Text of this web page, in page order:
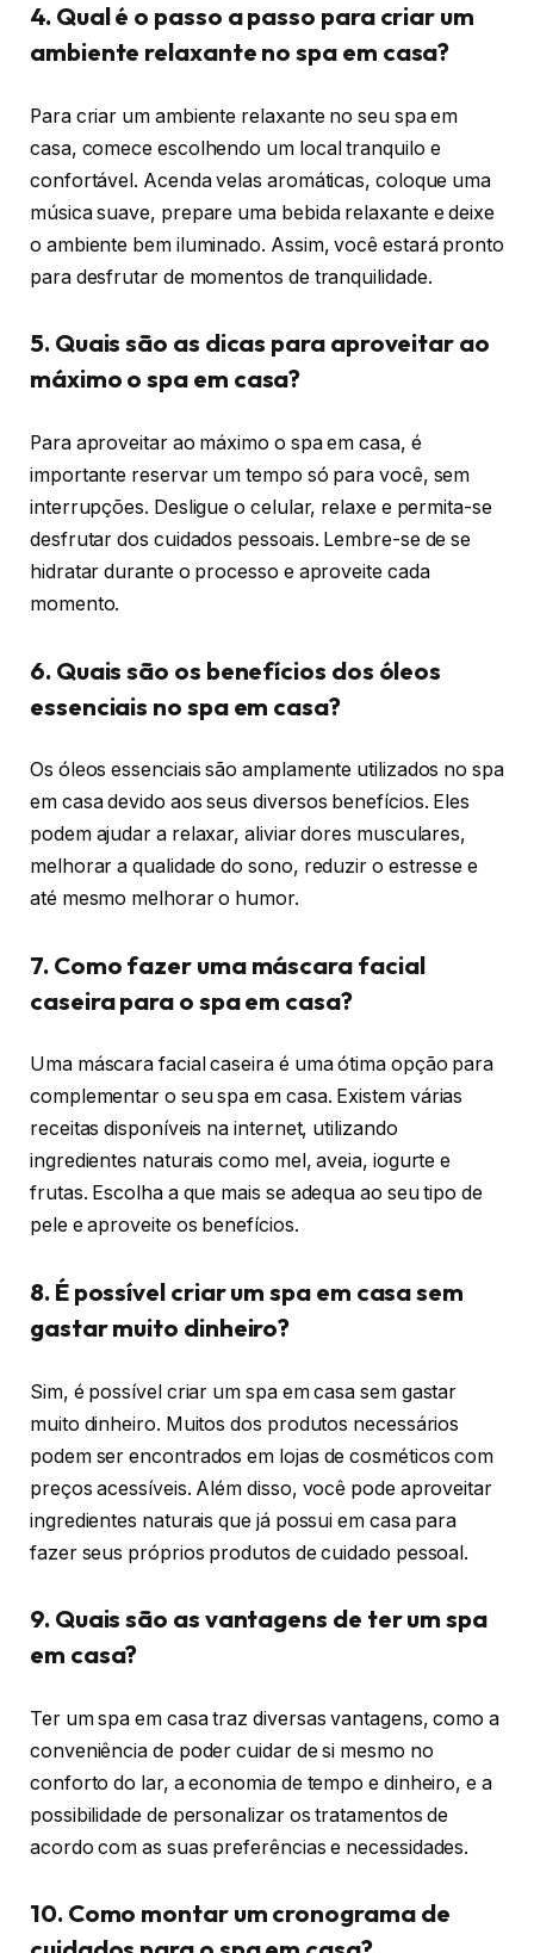
4. Qual é o passo a passo para criar um
ambiente relaxante no spa em casa?
Para criar um ambiente relaxante no seu spa em
casa, comece escolhendo um local tranquilo e
confortável. Acenda velas aromáticas, coloque uma
música suave, prepare uma bebida relaxante e deixe
o ambiente bem iluminado. Assim, você estará pronto
para desfrutar de momentos de tranquilidade.
5. Quais são as dicas para aproveitar ao
máximo o spa em casa?
Para aproveitar ao máximo o spa em casa, é
importante reservar um tempo só para você, sem
interrupções. Desligue o celular, relaxe e permita-se
desfrutar dos cuidados pessoais. Lembre-se de se
hidratar durante o processo e aproveite cada
momento.
6. Quais são os benefícios dos óleos
essenciais no spa em casa?
Os óleos essenciais são amplamente utilizados no spa
em casa devido aos seus diversos benefícios. Eles
podem ajudar a relaxar, aliviar dores musculares,
melhorar a qualidade do sono, reduzir o estresse e
até mesmo melhorar o humor.
7. Como fazer uma máscara facial
caseira para o spa em casa?
Uma máscara facial caseira é uma ótima opção para
complementar o seu spa em casa. Existem várias
receitas disponíveis na internet, utilizando
ingredientes naturais como mel, aveia, iogurte e
frutas. Escolha a que mais se adequa ao seu tipo de
pele e aproveite os benefícios.
8. É possível criar um spa em casa sem
gastar muito dinheiro?
Sim, é possível criar um spa em casa sem gastar
muito dinheiro. Muitos dos produtos necessários
podem ser encontrados em lojas de cosméticos com
preços acessíveis. Além disso, você pode aproveitar
ingredientes naturais que já possui em casa para
fazer seus próprios produtos de cuidado pessoal.
9. Quais são as vantagens de ter um spa
em casa?
Ter um spa em casa traz diversas vantagens, como a
conveniência de poder cuidar de si mesmo no
conforto do lar, a economia de tempo e dinheiro, e a
possibilidade de personalizar os tratamentos de
acordo com as suas preferências e necessidades.
10. Como montar um cronograma de